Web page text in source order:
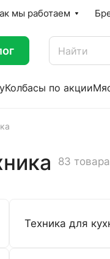
мы работаем
Колбасы по акции
83 товара
Техника для